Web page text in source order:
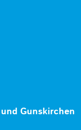
Gunskirchen